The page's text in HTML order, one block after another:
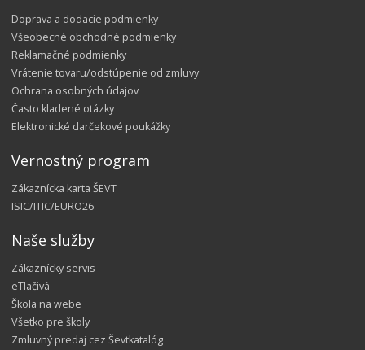
Doprava a dodacie podmienky
Všeobecné obchodné podmienky
Reklamačné podmienky
Vrátenie tovaru/odstúpenie od zmluvy
Ochrana osobných údajov
Často kladené otázky
Elektronické darčekové poukážky
Vernostný program
Zákaznícka karta ŠEVT
ISIC/ITIC/EURO26
Naše služby
Zákaznícky servis
eTlačivá
Škola na webe
Všetko pre školy
Zmluvný predaj cez Ševtkatalóg